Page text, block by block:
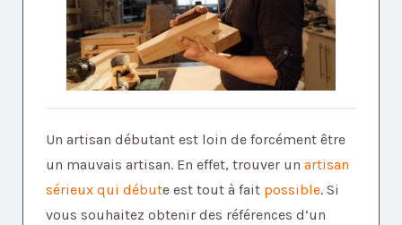
Un artisan débutant est loin de forcément être
un mauvais artisan. En effet, trouver un artisan
sérieux qui débute est tout à fait possible. Si
vous souhaitez obtenir des références d’un